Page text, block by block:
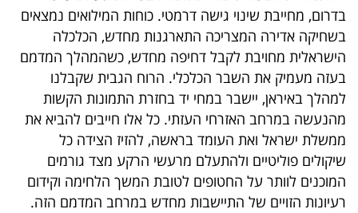
בדרום, מחייבת שינוי גישה דרמטי. כוחות המילואים נמצאים
בשחיקה אדירה המצריכה התארגנות מחדש, הכלכלה
הישראלית מחויבת לקבל דחיפה מחדש, כשהמהלך המדמם
בעזה מעמיק את השבר הכלכלי. הרוח הגבית שקבלנו
למהלך באיראן, יישבר במחי יד בחזרת התמונות הקשות
מהנעשה במרחב האזרחי העזתי. כל אלו חייבים להביא את
ממשלת ישראל ואת העומד בראשה, להזיז הצידה כל
שיקולים פוליטיים ולהתעלם מרעשי הרקע מצד גורמים
המוכנים לוותר על החטופים לטובת המשך הלחימה וקידום
רעיונות הזויים של התיישבות מחדש במרחב המדמם הזה.